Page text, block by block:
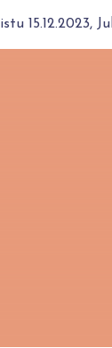
15.12.2023,